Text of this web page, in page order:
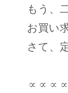
もう、
お買い
さて、